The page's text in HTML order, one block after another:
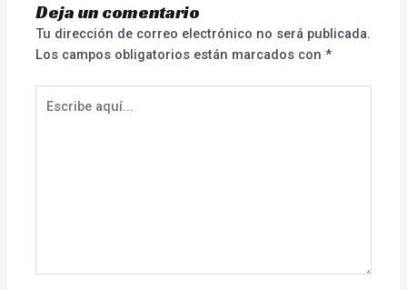
Deja un comentario
Tu dirección de correo electrónico no será publicada.
Los campos obligatorios están marcados con*
aquí...